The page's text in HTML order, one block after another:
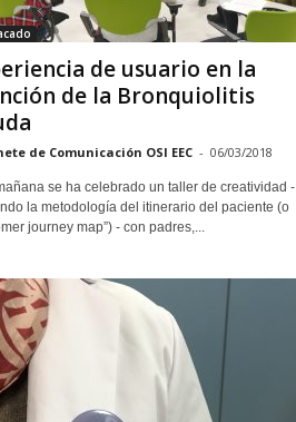
de usuario en la
de la Bronquiolitis
de Comunicación OSI EEC - 06/03/2018
se ha celebrado un taller de creatividad -
la metodología del itinerario del paciente (o
journey map”) - con padres,...